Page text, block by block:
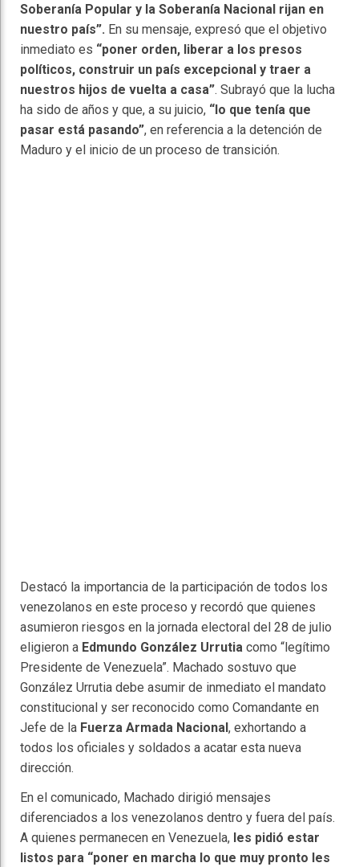
Soberanía Popular y la Soberanía Nacional rijan en
nuestro país”. En su mensaje, expresó que el objetivo
inmediato es “poner orden, liberar a los presos
políticos, construir un país excepcional y traer a
nuestros hijos de vuelta a casa”. Subrayó que la lucha
ha sido de años y que, a su juicio, “lo que tenía que
pasar está pasando”, en referencia a la detención de
Maduro y el inicio de un proceso de transición.
Destacó la importancia de la participación de todos los
venezolanos en este proceso y recordó que quienes
asumieron riesgos en la jornada electoral del 28 de julio
eligieron a Edmundo González Urrutia como “legítimo
Presidente de Venezuela”. Machado sostuvo que
González Urrutia debe asumir de inmediato el mandato
constitucional y ser reconocido como Comandante en
Jefe de la Fuerza Armada Nacional, exhortando a
todos los oficiales y soldados a acatar esta nueva
dirección.
En el comunicado, Machado dirigió mensajes
diferenciados a los venezolanos dentro y fuera del país.
A quienes permanecen en Venezuela, les pidió estar
listos para “poner en marcha lo que muy pronto les